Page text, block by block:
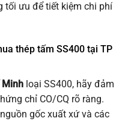
tối ưu để tiết kiệm chi phí
thép tấm SS400 tại TP
Minh loại SS400, hãy đảm
chỉ CO/CQ rõ ràng.
gốc xuất xứ và các